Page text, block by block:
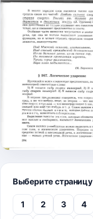
Выберите страницу
1 2 3 4